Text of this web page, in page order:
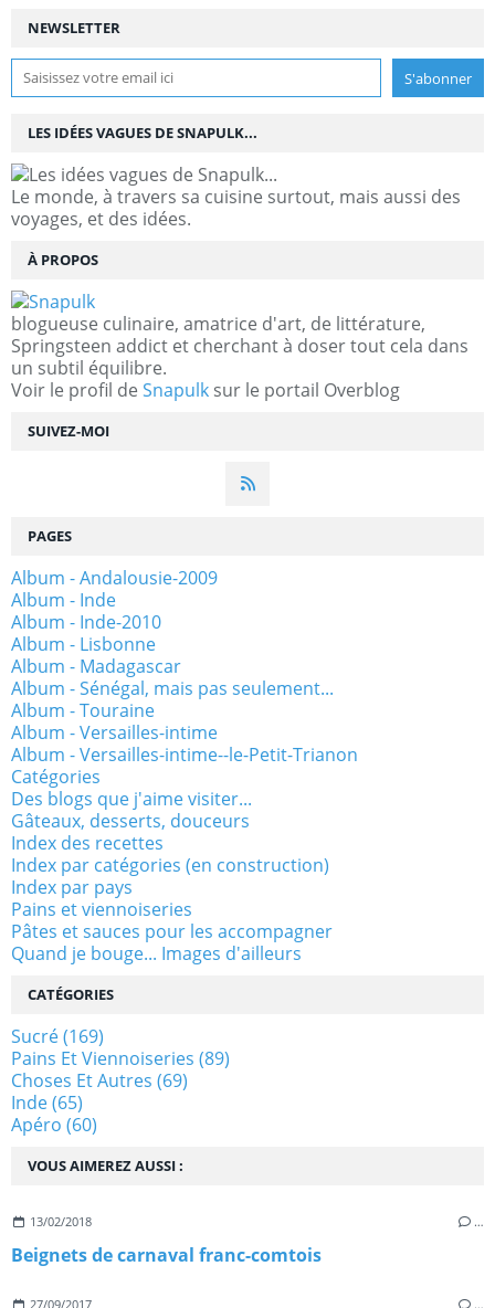
NEWSLETTER
SUIVEZ-MOI
LES IDÉES VAGUES DE SNAPULK...
Le monde, à travers sa cuisine surtout, mais aussi des
voyages, et des idées.
À PROPOS
blogueuse culinaire, amatrice d'art, de littérature,
Springsteen addict et cherchant à doser tout cela dans
un subtil équilibre.
Voir le profil de Snapulk sur le portail Overblog
VOUS AIMEREZ AUSSI :
13/02/2018 …
Beignets de carnaval franc-comtois
27/09/2017 …
PAGES
Album - Andalousie-2009
Album - Inde
Album - Inde-2010
Album - Lisbonne
Album - Madagascar
Album - Sénégal, mais pas seulement...
Album - Touraine
Album - Versailles-intime
Album - Versailles-intime--le-Petit-Trianon
Catégories
Des blogs que j'aime visiter...
Gâteaux, desserts, douceurs
Index des recettes
Index par catégories (en construction)
Index par pays
Pains et viennoiseries
Pâtes et sauces pour les accompagner
Quand je bouge... Images d'ailleurs
CATÉGORIES
Sucré(169)
Pains Et Viennoiseries (89)
Choses Et Autres (69)
Inde(65)
Apéro (60)